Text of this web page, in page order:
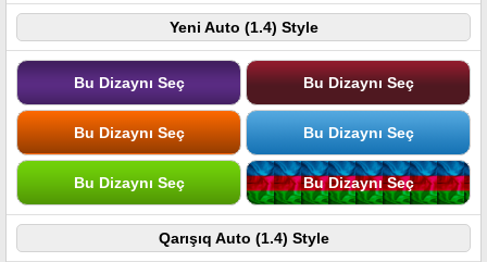
Yeni Auto (1.4) Style
Bu Dizaynı Seç Bu Dizaynı Seç
Bu Dizaynı Seç Bu Dizaynı Seç
Bu Dizaynı Seç Bu Dizaynı Seç
Qarışıq Auto (1.4) Style